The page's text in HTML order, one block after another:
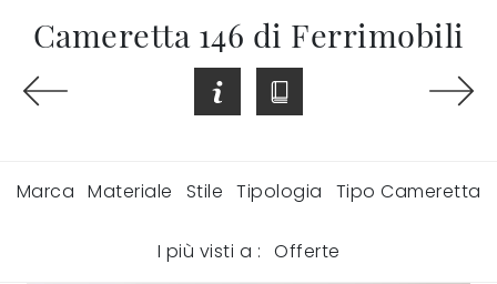
Cameretta 146 di Ferrimobili
Marca Materiale Stile Tipologia Tipo Cameretta
I più visti a : Offerte